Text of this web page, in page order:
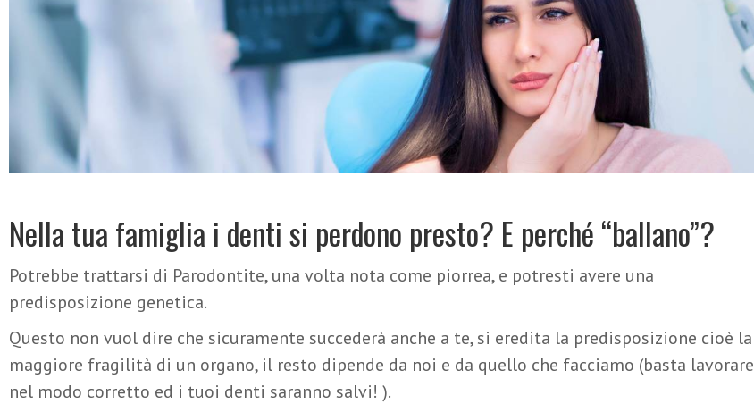
Nella tua famiglia i denti si perdono presto? E perché “ballano”?
Potrebbe trattarsi di Parodontite, una volta nota come piorrea, e potresti avere una
predisposizione genetica.
Questo non vuol dire che sicuramente succederà anche a te, si eredita la predisposizione cioè la
maggiore fragilità di un organo, il resto dipende da noi e da quello che facciamo (basta lavorare
nel modo corretto ed i tuoi denti saranno salvi! ).